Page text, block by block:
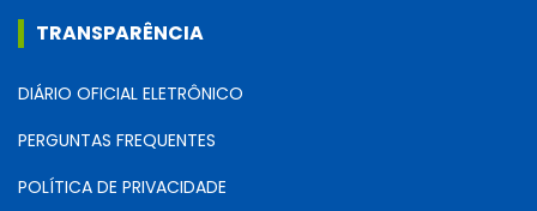
TRANSPARÊNCIA
DIÁRIO OFICIAL ELETRÔNICO
PERGUNTAS FREQUENTES
POLÍTICA DE PRIVACIDADE